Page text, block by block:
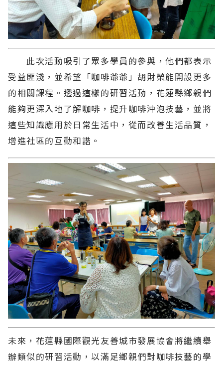
此次活動吸引了眾多學員的參與，他們都表示
受益匪淺，並希望「咖啡爺爺」胡財榮能開設更多
的相關課程。透過這樣的研習活動，花蓮縣鄉親們
能夠更深入地了解咖啡，提升咖啡沖泡技藝，並將
這些知識應用於日常生活中，從而改善生活品質，
增進社區的互動和諧。
未來，花蓮縣國際觀光友善城市發展協會將繼續舉
辦類似的研習活動，以滿足鄉親們對咖啡技藝的學